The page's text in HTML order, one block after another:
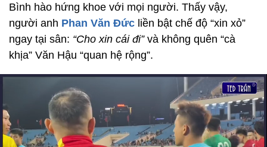
Bình hào hứng khoe với mọi người. Thấy vậy,
người anh Phan Văn Đức liền bật chế độ “xin xỏ”
ngay tại sân: “Cho xin cái đi” và không quên “cà
khịa” Văn Hậu “quan hệ rộng”.